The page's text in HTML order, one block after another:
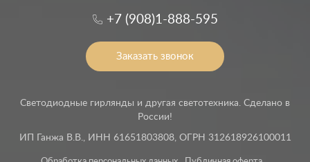
+7 (908)1-888-595
Заказать звонок
Светодиодные гирлянды и другая светотехника. Сделано в
России!
ИП Ганжа В.В., ИНН 61651803808, ОГРН 312618926100011